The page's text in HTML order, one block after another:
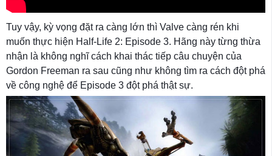
Tuy vậy, kỳ vọng đặt ra càng lớn thì Valve càng rén khi
muốn thực hiện Half-Life 2: Episode 3. Hãng này từng thừa
nhận là không nghĩ cách khai thác tiếp câu chuyện của
Gordon Freeman ra sau cũng như không tìm ra cách đột phá
về công nghệ để Episode 3 đột phá thật sự.